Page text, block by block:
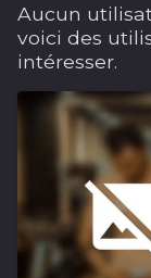
Aucun
voici des
intéresser.